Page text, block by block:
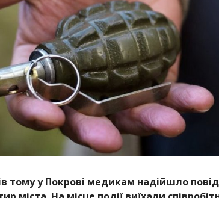
тому у Покрові медикам надійшло
міста. На місце події виїхали
Інформатор посилаючись на
Макіди Олега .
події стало відомо, що один чоловік
передали до рук медиків, які
стоп, проникаючі поранення черевної
тулуба, кінцівок, шок ІІ ступеня.